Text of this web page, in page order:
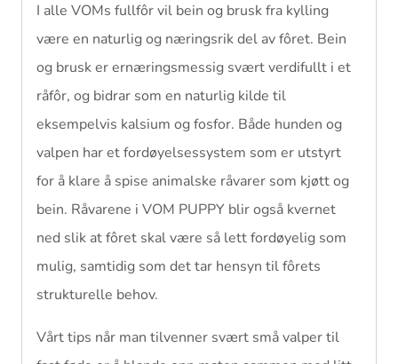
I alle VOMs fullfôr vil bein og brusk fra kylling
være en naturlig og næringsrik del av fôret. Bein
og brusk er ernæringsmessig svært verdifullt i et
råfôr, og bidrar som en naturlig kilde til
eksempelvis kalsium og fosfor. Både hunden og
valpen har et fordøyelsessystem som er utstyrt
for å klare å spise animalske råvarer som kjøtt og
bein. Råvarene i VOM PUPPY blir også kvernet
ned slik at fôret skal være så lett fordøyelig som
mulig, samtidig som det tar hensyn til fôrets
strukturelle behov.
Vårt tips når man tilvenner svært små valper til